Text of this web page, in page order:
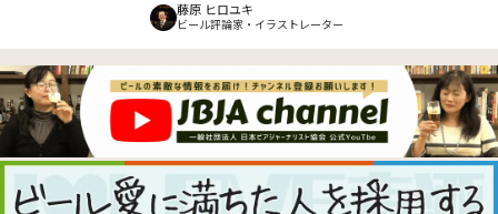
藤原 ヒロユキ
ビール評論家・イラストレーター